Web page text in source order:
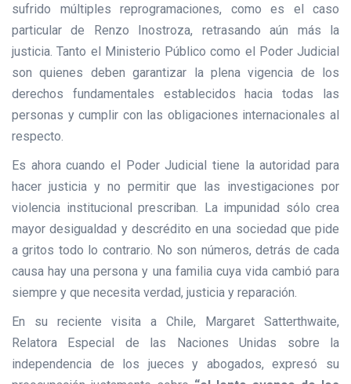
sufrido múltiples reprogramaciones, como es el caso
particular de Renzo Inostroza, retrasando aún más la
justicia. Tanto el Ministerio Público como el Poder Judicial
son quienes deben garantizar la plena vigencia de los
derechos fundamentales establecidos hacia todas las
personas y cumplir con las obligaciones internacionales al
respecto.
Es ahora cuando el Poder Judicial tiene la autoridad para
hacer justicia y no permitir que las investigaciones por
violencia institucional prescriban. La impunidad sólo crea
mayor desigualdad y descrédito en una sociedad que pide
a gritos todo lo contrario. No son números, detrás de cada
causa hay una persona y una familia cuya vida cambió para
siempre y que necesita verdad, justicia y reparación.
En su reciente visita a Chile,
Margaret Satterthwaite,
Relatora Especial de las Naciones Unidas sobre la
independencia de los jueces y abogados, expresó su